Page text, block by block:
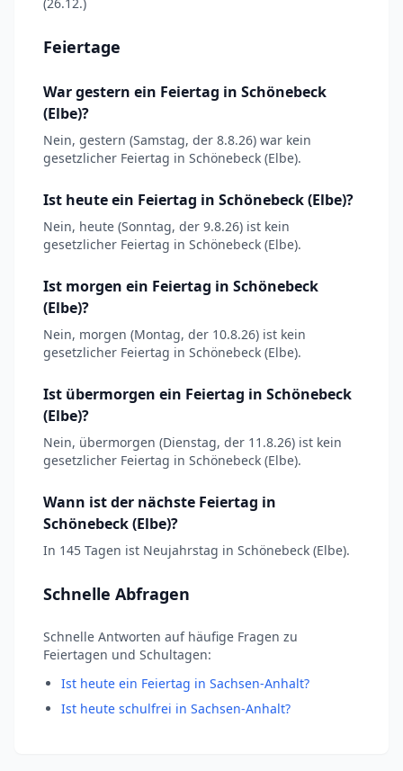
Feiertage
War gestern ein Feiertag in Schönebeck
(Elbe)?
Nein, gestern (Samstag, der 8.8.26) war kein
gesetzlicher Feiertag in Schönebeck (Elbe).
Ist heute ein Feiertag in Schönebeck (Elbe)?
Nein, heute (Sonntag, der 9.8.26) ist kein
gesetzlicher Feiertag in Schönebeck (Elbe).
Ist morgen ein Feiertag in Schönebeck
(Elbe)?
Nein, morgen (Montag, der 10.8.26) ist kein
gesetzlicher Feiertag in Schönebeck (Elbe).
Ist übermorgen ein Feiertag in Schönebeck
(Elbe)?
Nein, übermorgen (Dienstag, der 11.8.26) ist kein
gesetzlicher Feiertag in Schönebeck (Elbe).
Wann ist der nächste Feiertag in
Schönebeck (Elbe)?
In 145 Tagen ist Neujahrstag in Schönebeck (Elbe).
Schnelle Abfragen
Schnelle Antworten auf häufige Fragen zu
Feiertagen und Schultagen:
Ist heute ein Feiertag in Sachsen-Anhalt?
Ist heute schulfrei in Sachsen-Anhalt?